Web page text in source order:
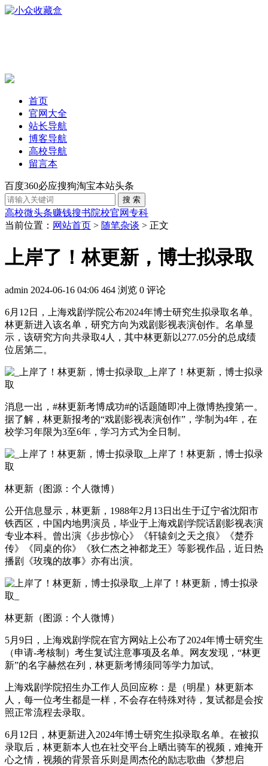
首页
官网大全
站长导航
博客导航
高校导航
留言本
百度360必应搜狗淘宝本站头条
高校微头条赚钱搜书院校官网专科
当前位置： 网站首页 > 随笔杂谈 > 正文
上岸了！林更新，博士拟录取
admin 2024-06-16 04:06 464 浏览 0 评论
6月12日，上海戏剧学院公布2024年博士研究生拟录取名单。
林更新进入该名单，研究方向为戏剧影视表演创作。名单显
示，该研究方向共录取4人，其中林更新以277.05分的总成绩
位居第二。
消息一出，#林更新考博成功#的话题随即冲上微博热搜第一。
据了解，林更新报考的“戏剧影视表演创作”，学制为4年，在
校学习年限为3至6年，学习方式为全日制。
林更新（图源：个人微博）
公开信息显示，林更新，1988年2月13日出生于辽宁省沈阳市
铁西区，中国内地男演员，毕业于上海戏剧学院话剧影视表演
专业本科。曾出演《步步惊心》《轩辕剑之天之痕》《楚乔
传》《同桌的你》《狄仁杰之神都龙王》等影视作品，近日热
播剧《玫瑰的故事》亦有出演。
林更新（图源：个人微博）
5月9日，上海戏剧学院在官方网站上公布了2024年博士研究生
（申请-考核制）考生复试注意事项及名单。网友发现，“林更
新”的名字赫然在列，林更新考博须同等学力加试。
上海戏剧学院招生办工作人员回应称：是（明星）林更新本
人，每一位考生都是一样，不会存在特殊对待，复试都是会按
照正常流程去录取。
6月12日，林更新进入2024年博士研究生拟录取名单。在被拟
录取后，林更新本人也在社交平台上晒出骑车的视频，难掩开
心之情，视频的背景音乐则是周杰伦的励志歌曲《梦想启